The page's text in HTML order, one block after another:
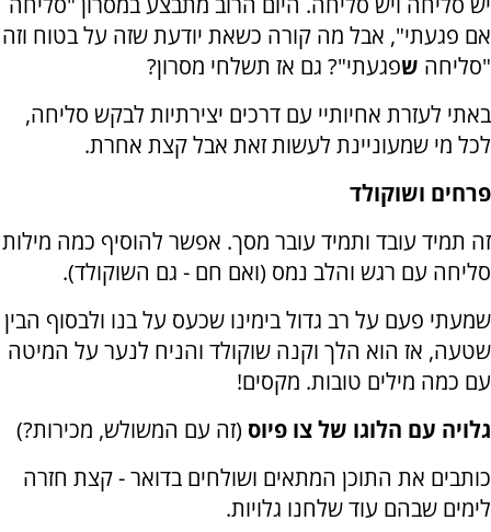
אם פגעתי", אבל מה קורה כשאת יודעת שזה על בטוח וזה
"סליחה שפגעתי"? גם אז תשלחי מסרון?
באתי לעזרת אחיותיי עם דרכים יצירתיות לבקש סליחה,
לכל מי שמעוניינת לעשות זאת אבל קצת אחרת.
פרחים ושוקולד
זה תמיד עובד ותמיד עובר מסך. אפשר להוסיף כמה מילות
סליחה עם רגש והלב נמס (ואם חם - גם השוקולד).
שמעתי פעם על רב גדול בימינו שכעס על בנו ולבסוף הבין
שטעה, אז הוא הלך וקנה שוקולד והניח לנער על המיטה
עם כמה מילים טובות. מקסים!
גלויה עם הלוגו של צו פיוס (זה עם המשולש, מכירות?)
כותבים את התוכן המתאים ושולחים בדואר - קצת חזרה
לימים שבהם עוד שלחנו גלויות.